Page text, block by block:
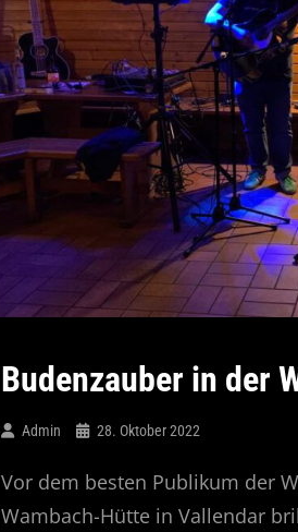
Budenzauber in der
Admin 28. Oktober 2022
Vor dem besten Publikum der
Wambach-Hütte in Vallendar